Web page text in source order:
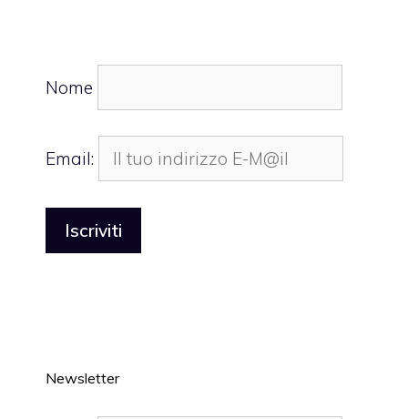
Nome
Email:
Newsletter